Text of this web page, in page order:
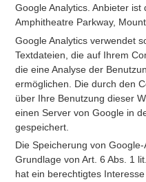
Google Analytics. Anbieter
Amphitheatre Parkway,
Google Analytics verwendet
Textdateien, die auf Ihrem
die eine Analyse der
ermöglichen. Die durch den
über Ihre Benutzung dieser
einen Server von Google in
gespeichert.
Die Speicherung von
Grundlage von Art. 6 Abs. 1
hat ein berechtigtes